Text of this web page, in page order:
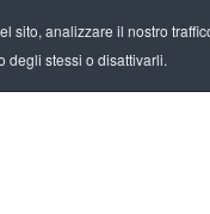
sito, analizzare il nostro
degli stessi o disattivarli.